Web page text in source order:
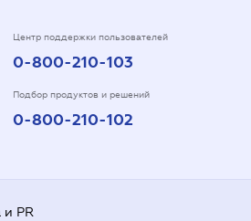
Центр поддержки пользователей
0-800-210-103
Подбор продуктов и решений
0-800-210-102
и PR